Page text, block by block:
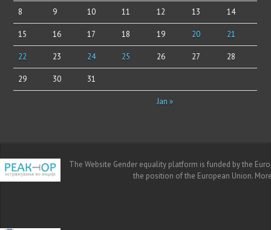
Jan »
8 9 10 11 12 13 14
15 16 17 18 19 20 21
22 23 24 25 26 27 28
29 30 31
The Website Gender equality platform is funded by the
the position of the European Union.